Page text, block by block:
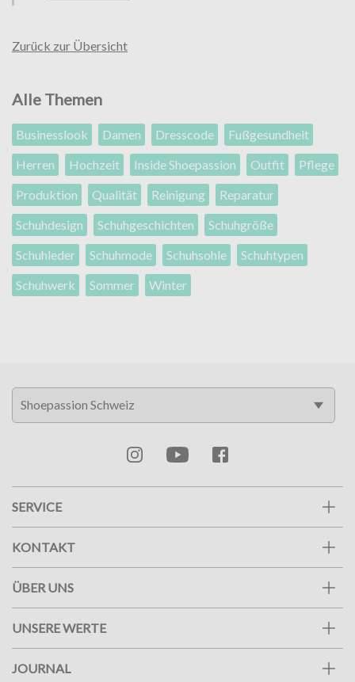
Zurück zur Übersicht
Alle Themen
Businesslook Damen Dresscode
Fußgesundheit
Herren
Hochzeit Inside Shoepassion Outfit
Pflege
Produktion
Qualität Reinigung
Reparatur
Schuhdesign
Schuhgeschichten
Schuhgröße
Schuhleder
Schuhmode Schuhsohle
Schuhtypen
Schuhwerk
Sommer Winter
SERVICE
KONTAKT
ÜBER UNS
UNSERE WERTE
JOURNAL